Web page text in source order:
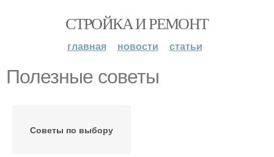
СТРОЙКА И РЕМОНТ
главная новости статьи
Полезные советы
Советы по выбору